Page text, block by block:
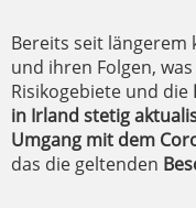
Bereits seit
und ihren Folgen,
Risikogebiete und die
in Irland stetig
Umgang mit dem
das die geltenden